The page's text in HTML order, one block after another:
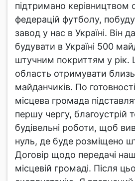
підтримано керівництвом
федерацій футболу,
завод у нас в Україні. Він
будувати в Україні 500
штучним покриттям у рік.
область отримувати
майданчиків. По
місцева громада
першу чергу, благоустрій
будівельні роботи, щоб
нуль, де буде розміщено
Договір щодо передачі
місцевій громаді. Після